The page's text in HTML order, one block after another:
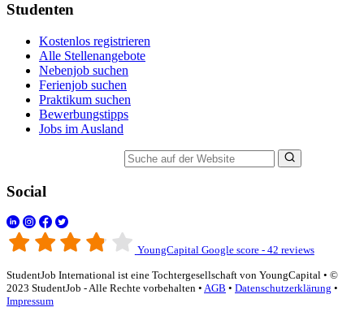
Studenten
Kostenlos registrieren
Alle Stellenangebote
Nebenjob suchen
Ferienjob suchen
Praktikum suchen
Bewerbungstipps
Jobs im Ausland
Social
YoungCapital Google score - 42 reviews
StudentJob International ist eine Tochtergesellschaft von YoungCapital • ©
2023 StudentJob - Alle Rechte vorbehalten • AGB • Datenschutzerklärung •
Impressum